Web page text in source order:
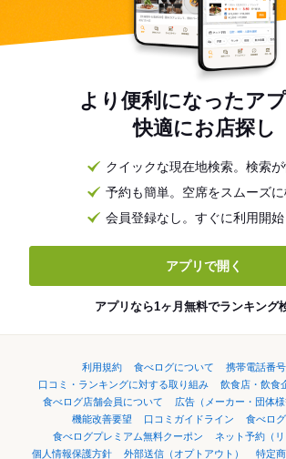
より便利になったア
快適にお店探し
クイックな現在地検索。検索が
予約も簡単。空席をスムーズ
会員登録なし。すぐに利用開始
アプリで開く
アプリなら1ヶ月無料でランキング
利用規約 食べログについて
携帯電話番
口コミ・ランキングに対する取り組み
飲食店・飲食
食べログ店舗会員について
広告（メーカー・団体
機能改善要望
口コミガイドライン
食べロ
食べログプレミアム無料クーポン
ネット予約（リ
個人情報保護方針
外部送信（オプトアウト）
特定